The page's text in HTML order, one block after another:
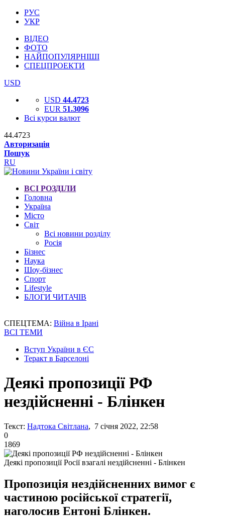
РУС
УКР
ВІДЕО
ФОТО
НАЙПОПУЛЯРНІШІ
СПЕЦПРОЕКТИ
USD
USD 44.4723
EUR 51.3096
Всі курси валют
44.4723
Авторизація
Пошук
RU
ВСІ РОЗДІЛИ
Головна
Україна
Місто
Світ
Всі новини розділу
Росія
Бізнес
Наука
Шоу-бізнес
Спорт
Lifestyle
БЛОГИ ЧИТАЧІВ
СПЕЦТЕМА: Війна в Ірані
ВСІ ТЕМИ
Вступ України в ЄС
Теракт в Барселоні
Деякі пропозиції РФ
нездійсненні - Блінкен
Текст: Надтока Світлана, 7 січня 2022, 22:58
0
1869
Деякі пропозиції Росії взагалі нездійсненні - Блінкен
Пропозиція нездійсненних вимог є
частиною російської стратегії,
наголосив Ентоні Блінкен.